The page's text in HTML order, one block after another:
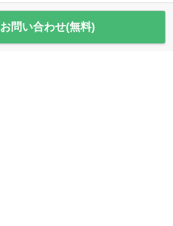
お問い合わせ(無料)